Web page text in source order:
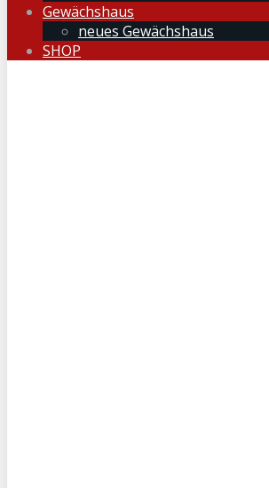
Gewächshaus
neues Gewächshaus
SHOP